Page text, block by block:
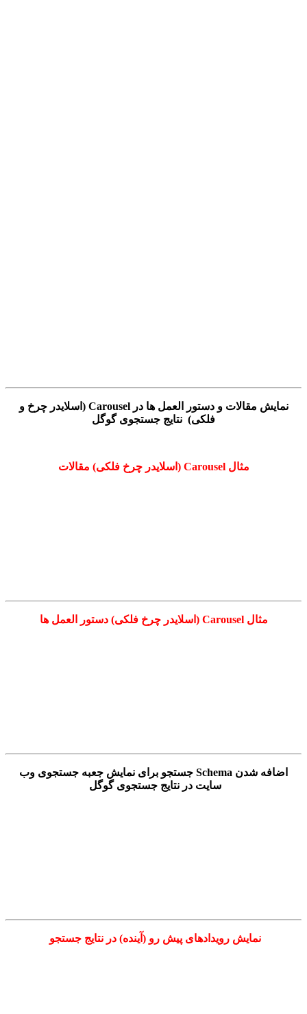
نمایش مقالات و دستور العمل ها در Carousel (اسلایدر چرخ و
فلکی) نتایج جستجوی گوگل
مثال Carousel (اسلایدر چرخ فلکی) مقالات
مثال Carousel (اسلایدر چرخ فلکی) دستور العمل ها
اضافه شدن Schema جستجو برای نمایش جعبه جستجوی وب
سایت در نتایج جستجوی گوگل
نمایش رویدادهای پیش رو (آینده) در نتایج جستجو